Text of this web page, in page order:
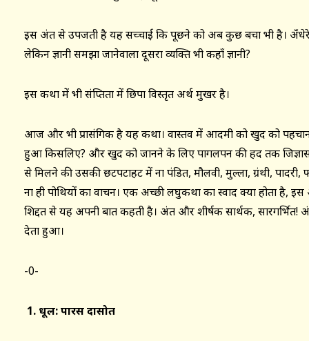
इस अंत से उपजती है यह सच्चाई कि पूछने को अब कुछ बचा भी है। अँधेरे
लेकिन ज्ञानी समझा जानेवाला दूसरा व्यक्ति भी कहाँ ज्ञानी?
इस कथा में भी संक्षिप्तता में छिपा विस्तृत अर्थ मुखर है।
आज और भी प्रासंगिक है यह कथा। वास्तव में आदमी को खुद को
हुआ किसलिए? और खुद को जानने के लिए पागलपन की हद तक
से मिलने की उसकी छटपटाहट में ना पंडित, मौलवी, मुल्ला, ग्रंथी,
ना ही पोथियों का वाचन। एक अच्छी लघुकथा का स्वाद क्या होता है,
शिद्दत से यह अपनी बात कहती है। अंत और शीर्षक सार्थक, सारगर्भित!
देता हुआ।
-0-
1. धूल: पारस दासोत